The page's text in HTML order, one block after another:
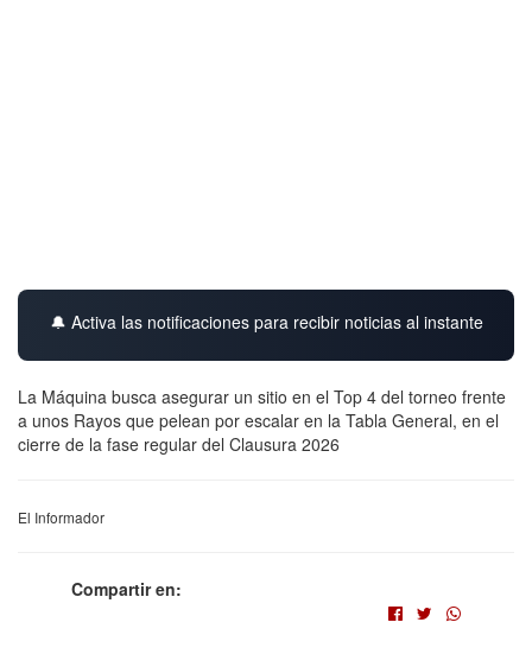
🔔 Activa las notificaciones para recibir noticias al instante
La Máquina busca asegurar un sitio en el Top 4 del torneo frente
a unos Rayos que pelean por escalar en la Tabla General, en el
cierre de la fase regular del Clausura 2026
El Informador
Compartir en: